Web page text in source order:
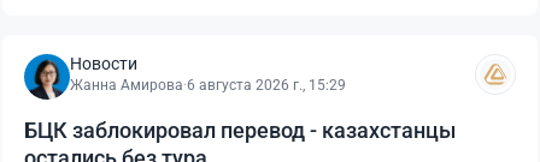
Новости
Жанна Амирова·6 августа 2026 г., 15:29
БЦК заблокировал перевод - казахстанцы